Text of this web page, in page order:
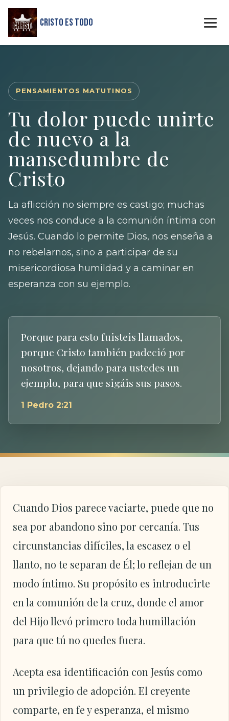
Cristo Es Todo
PENSAMIENTOS MATUTINOS
Tu dolor puede unirte
de nuevo a la
mansedumbre de
Cristo
La aflicción no siempre es castigo; muchas
veces nos conduce a la comunión íntima con
Jesús. Cuando lo permite Dios, nos enseña a
no rebelarnos, sino a participar de su
misericordiosa humildad y a caminar en
esperanza con su ejemplo.
Porque para esto fuisteis llamados,
porque Cristo también padeció por
nosotros, dejando para ustedes un
ejemplo, para que sigáis sus pasos.
1 Pedro 2:21
Cuando Dios parece vaciarte, puede que no
sea por abandono sino por cercanía. Tus
circunstancias difíciles, la escasez o el
llanto, no te separan de Él; lo reflejan de un
modo íntimo. Su propósito es introducirte
en la comunión de la cruz, donde el amor
del Hijo llevó primero toda humillación
para que tú no quedes fuera.
Acepta esa identificación con Jesús como
un privilegio de adopción. El creyente
comparte, en fe y esperanza, el mismo